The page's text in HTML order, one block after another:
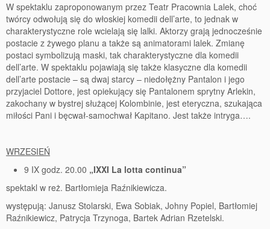
W spektaklu zaproponowanym przez Teatr Pracownia Lalek, choć
twórcy odwołują się do włoskiej komedii dell’arte, to jednak w
charakterystyczne role wcielają się lalki. Aktorzy grają jednocześnie
postacie z żywego planu a także są animatorami lalek. Zmianę
postaci symbolizują maski, tak charakterystyczne dla komedii
dell’arte. W spektaklu pojawiają się także klasyczne dla komedii
dell’arte postacie – są dwaj starcy – niedołężny Pantalon i jego
przyjaciel Dottore, jest opiekujący się Pantalonem sprytny Arlekin,
zakochany w bystrej służącej Kolombinie, jest eteryczna, szukająca
miłości Pani i bęcwał-samochwał Kapitano. Jest także intryga….
WRZESIEŃ
9 IX godz. 20.00 „IXXI La lotta continua”
spektakl w reż. Bartłomieja Raźnikiewicza.
występują: Janusz Stolarski, Ewa Sobiak, Johny Popiel, Bartłomiej
Raźnikiewicz, Patrycja Trzynoga, Bartek Adrian Rzetelski.